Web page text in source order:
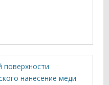
нанесение меди